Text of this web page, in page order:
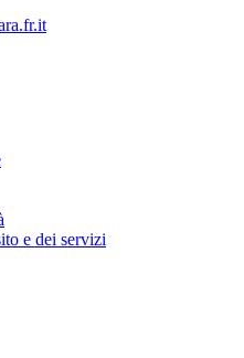
e dei servizi